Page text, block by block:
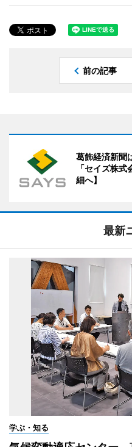
前の記事
葛飾経済新聞
「セイズ株
細へ】
最新
学ぶ・知る